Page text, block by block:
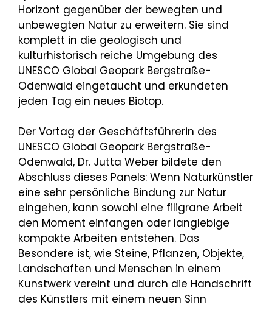
Horizont gegenüber der bewegten und
unbewegten Natur zu erweitern. Sie sind
komplett in die geologisch und
kulturhistorisch reiche Umgebung des
UNESCO Global Geopark Bergstraße-
Odenwald eingetaucht und erkundeten
jeden Tag ein neues Biotop.
Der Vortag der Geschäftsführerin des
UNESCO Global Geopark Bergstraße-
Odenwald, Dr. Jutta Weber bildete den
Abschluss dieses Panels: Wenn Naturkünstler
eine sehr persönliche Bindung zur Natur
eingehen, kann sowohl eine filigrane Arbeit
den Moment einfangen oder langlebige
kompakte Arbeiten entstehen. Das
Besondere ist, wie Steine, Pflanzen, Objekte,
Landschaften und Menschen in einem
Kunstwerk vereint und durch die Handschrift
des Künstlers mit einem neuen Sinn